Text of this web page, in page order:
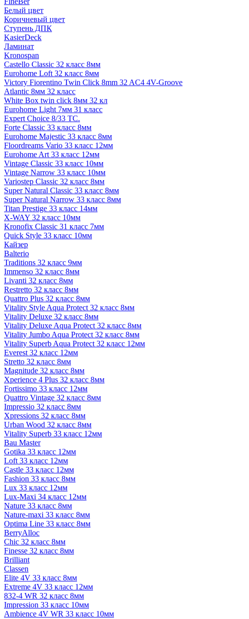
Белый цвет
Коричневый цвет
Ступень ДПК
KasierDeck
Ламинат
Kronospan
Castello Classic 32 класс 8мм
Eurohome Loft 32 класс 8мм
Victory Fiorentino Twin Click 8mm 32 AC4 4V-Groove
Atlantic 8мм 32 класс
White Box twin click 8мм 32 кл
Eurohome Light 7мм 31 класс
Expert Choice 8/33 TC.
Forte Classic 33 класс 8мм
Eurohome Majestic 33 класс 8мм
Floordreams Vario 33 класс 12мм
Eurohome Art 33 класс 12мм
Vintage Classic 33 класс 10мм
Vintage Narrow 33 класс 10мм
Variostep Classic 32 класс 8мм
Super Natural Classic 33 класс 8мм
Super Natural Narrow 33 класс 8мм
Titan Prestige 33 класс 14мм
X-WAY 32 класс 10мм
Kronofix Classic 31 класс 7мм
Quick Style 33 класс 10мм
Кайзер
Balterio
Traditions 32 класс 9мм
Immenso 32 класс 8мм
Livanti 32 класс 8мм
Restretto 32 класс 8мм
Quattro Plus 32 класс 8мм
Vitality Style Aqua Protect 32 класс 8мм
Vitality Deluxe 32 класс 8мм
Vitality Deluxe Aqua Protect 32 класс 8мм
Vitality Jumbo Aqua Protect 32 класс 8мм
Vitality Superb Aqua Protect 32 класс 12мм
Everest 32 класс 12мм
Stretto 32 класс 8мм
Magnitude 32 класс 8мм
Xperience 4 Plus 32 класс 8мм
Fortissimo 33 класс 12мм
Quattro Vintage 32 класс 8мм
Impressio 32 класс 8мм
Xpressions 32 класс 8мм
Urban Wood 32 класс 8мм
Vitality Superb 33 класс 12мм
Bau Master
Gotika 33 класс 12мм
Loft 33 класс 12мм
Castle 33 класс 12мм
Fashion 33 класс 8мм
Lux 33 класс 12мм
Lux-Maxi 34 класс 12мм
Nature 33 класс 8мм
Nature-maxi 33 класс 8мм
Optima Line 33 класс 8мм
BerryAlloc
Chic 32 класс 8мм
Finesse 32 класс 8мм
Brilliant
Classen
Elite 4V 33 класс 8мм
Extreme 4V 33 класс 12мм
832-4 WR 32 класс 8мм
Impression 33 класс 10мм
Ambience 4V WR 33 класс 10мм